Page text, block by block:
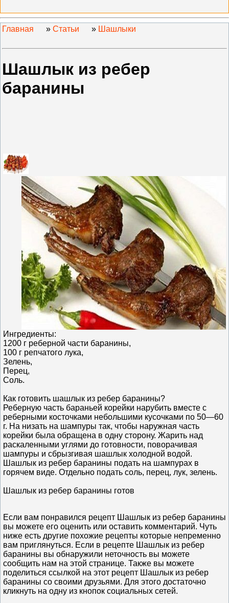
Главная » Статьи » Шашлыки
Шашлык из ребер
баранины
Ингредиенты:
1200 г реберной части баранины,
100 г репчатого лука,
Зелень,
Перец,
Соль.
Как готовить шашлык из ребер баранины?
Реберную часть бараньей корейки нарубить вместе с
реберными косточками небольшими кусочками по 50—60
г. На низать на шампуры так, чтобы наружная часть
корейки была обращена в одну сторону. Жарить над
раскаленными углями до готовности, поворачивая
шампуры и сбрызгивая шашлык холодной водой.
Шашлык из ребер баранины подать на шампурах в
горячем виде. Отдельно подать соль, перец, лук, зелень.
Шашлык из ребер баранины готов
Если вам понравился рецепт Шашлык из ребер баранины
вы можете его оценить или оставить комментарий. Чуть
ниже есть другие похожие рецепты которые непременно
вам приглянуться. Если в рецепте Шашлык из ребер
баранины вы обнаружили неточность вы можете
сообщить нам на этой странице. Также вы можете
поделиться ссылкой на этот рецепт Шашлык из ребер
баранины со своими друзьями. Для этого достаточно
кликнуть на одну из кнопок социальных сетей.